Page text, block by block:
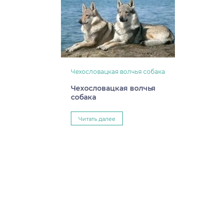
Чехословацкая волчья собака
Чехословацкая волчья
собака
Читать далее